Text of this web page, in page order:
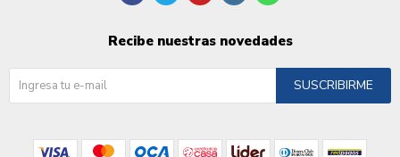
Recibe nuestras novedades
SUSCRIBIRME